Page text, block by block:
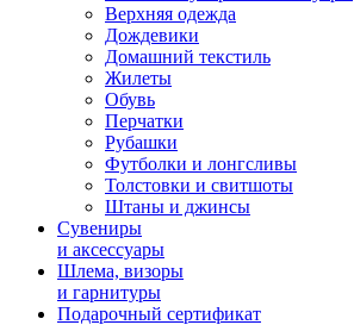
Верхняя одежда
Дождевики
Домашний текстиль
Жилеты
Обувь
Перчатки
Рубашки
Футболки и лонгсливы
Толстовки и свитшоты
Штаны и джинсы
Сувениры
и аксессуары
Шлема, визоры
и гарнитуры
Подарочный сертификат